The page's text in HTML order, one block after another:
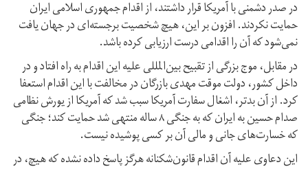
در صدر دشمنی با آمریکا قرار داشتند، از اقدام جمهوری اسلامی ایران
حمایت نکردند. افزون بر این، هیچ شخصیت برجسته‌ای در جهان یافت
نمی‌شود که آن را اقدامی درست ارزیابی کرده باشد.
در مقابل، موج بزرگی از تقبیح بین‌المللی علیه این اقدام به راه افتاد و در
داخل کشور، دولت موقت مهدی بازرگان در مخالفت با این اقدام استعفا
کرد. از آن بدتر، اشغال سفارت آمریکا سبب شد که آمریکا از یورش نظامی
صدام حسین به ایران که به جنگی ۸ ساله منتهی شد حمایت کند؛ جنگی
که خسارت‌های جانی و مالی آن بر کسی پوشیده نیست.
این دعاوی علیه آن اقدام قانون‌شکنانه هرگز پاسخ داده نشده که هیچ، در